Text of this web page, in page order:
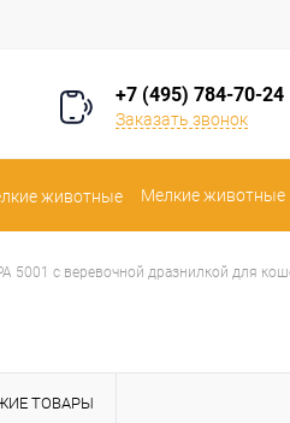
+7 (495) 784-70-24
Заказать звонок
Мелкие животные
5001 с веревочной дразнилкой для
ТОВАРЫ